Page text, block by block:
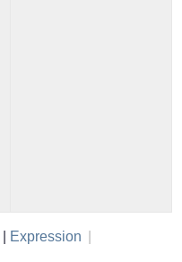
Expression